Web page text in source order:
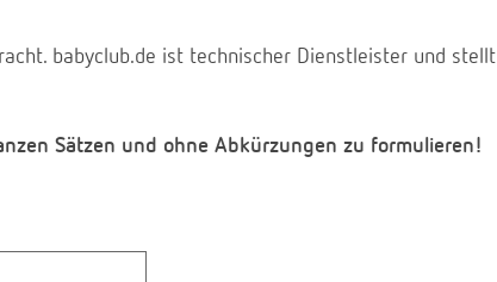
babyclub.de ist technischer Dienstleister und stellt
Sätzen und ohne Abkürzungen zu formulieren!